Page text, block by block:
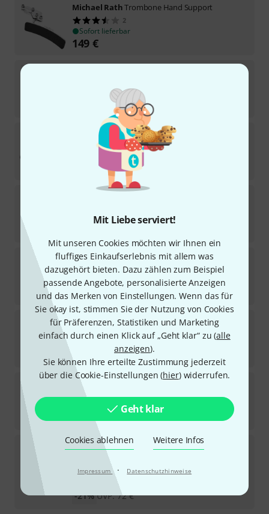
Mit Liebe serviert!
Mit unseren Cookies möchten wir Ihnen ein
fluffiges Einkaufserlebnis mit allem was
dazugehört bieten. Dazu zählen zum Beispiel
passende Angebote, personalisierte Anzeigen
und das Merken von Einstellungen. Wenn das für
Sie okay ist, stimmen Sie der Nutzung von Cookies
für Präferenzen, Statistiken und Marketing
einfach durch einen Klick auf „Geht klar“ zu (alle
anzeigen).
Sie können Ihre erteilte Zustimmung jederzeit
über die Cookie-Einstellungen (hier) widerrufen.
Geht klar
Cookies ablehnen Weitere Infos
Impressum · Datenschutzhinweise
Michael RathTrombone Hand Support
2
Sofort lieferbar
149 €
Sofort lieferbar
Roadworx Mutes Holder
23
Sofort lieferbar
€
Lip Massage Trainer
Sofort lieferbar
Martin SeiboldTone Stability Enhancer TSE 1
19
Sofort lieferbar
59 €
Brasstache Mustache Clip for Trumpet
8
10,90
MG Leather Work Trumpet Valve Guard LB
5
Sofort lieferbar
19,90€
BobcatMouthpiece Remover
Sofort lieferbar
UVP:72 €
-21%